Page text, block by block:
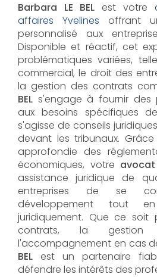
Barbara LE BEL est votre
affaires Yvelines offrant
personnalisé aux
Disponible et réactif, cet
problématiques variées,
commercial, le droit des
la gestion des contrats
BEL s'engage à fournir des
aux besoins spécifiques
s'agisse de conseils
devant les tribunaux.
approfondie des
économiques, votre avocat
assistance juridique de
entreprises de se
développement tout
juridiquement. Que ce
contrats, la
l'accompagnement en cas
BEL​​​​​​​ est un partenaire
défendre les intérêts des